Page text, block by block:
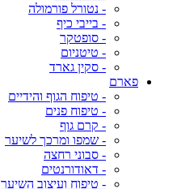
- נטורל פורמולה
- בייבי כיף
- סופטקר
- טיטניום
- סקין גארד
פארם
- טיפוח הגוף והידיים
- טיפוח פנים
- קרם גוף
- שמפו ומרכך לשיער
- סבוני רחצה
- דאודורנטים
- טיפוח ועיצוב השיער